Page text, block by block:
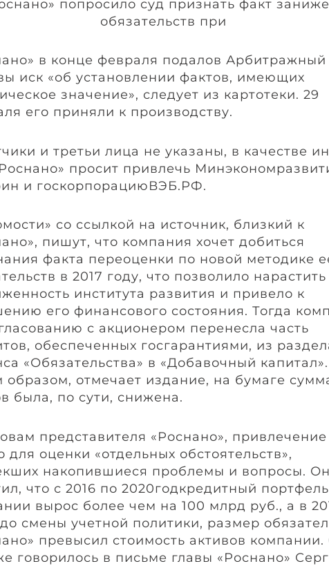
в конце февраля подалов Арбитражный
иск «об установлении фактов, имеющих
значение», следует из картотеки. 29
его приняли к производству.
и третьи лица не указаны, в качестве
просит привлечь
и госкорпорациюВЭБ.РФ.
со ссылкой на источник, близкий к
пишут, что компания хочет добиться
факта переоценки по новой методике
в 2017 году, что позволило нарастить
института развития и привело к
его финансового состояния. Тогда
с акционером перенесла часть
обеспеченных госгарантиями, из
«Обязательства» в «Добавочный капитал».
образом, отмечает издание, на бумаге
была, по сути, снижена.
представителя «Роснано», привлечение
для оценки «отдельных обстоятельств»,
накопившиеся проблемы и вопросы. Он
что с 2016 по 2020годкредитный портфель
вырос более чем на 100 млрд руб., а в
смены учетной политики, размер
превысил стоимость активов компании.
говорилось в письме главы «Роснано»